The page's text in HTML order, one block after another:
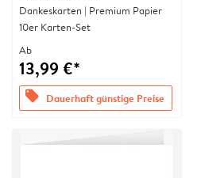
Dankeskarten | Premium Papier
10er Karten-Set
Ab
13,99 €*
offers Dauerhaft günstige Preise